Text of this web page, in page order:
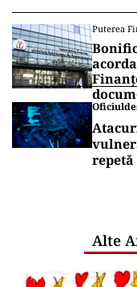
Puterea
repetă
Alte